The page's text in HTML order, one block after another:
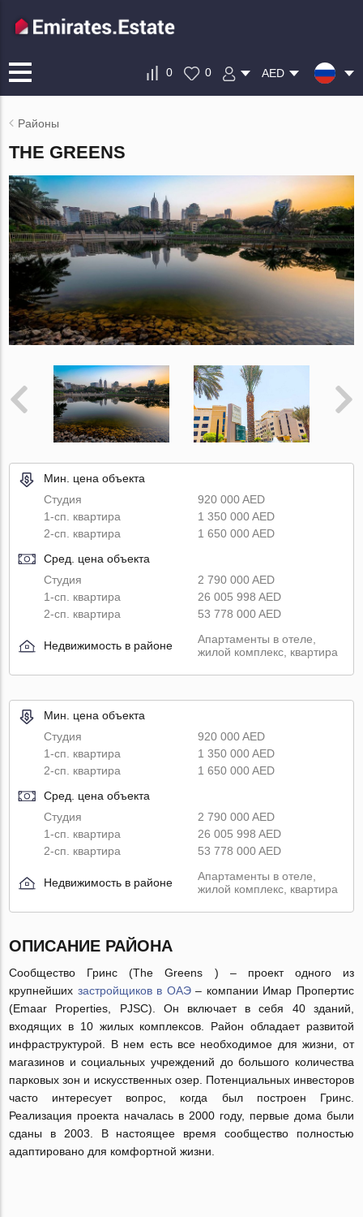
0 0 AED
Районы
THE GREENS
Мин. цена объекта
Студия
920 000 AED
1-сп. квартира
1 350 000 AED
2-сп. квартира
1 650 000 AED
Сред. цена объекта
Студия
2 790 000 AED
1-сп. квартира
26 005 998 AED
2-сп. квартира
53 778 000 AED
Недвижимость в районе
Апартаменты в отеле,
жилой комплекс, квартира
Мин. цена объекта
Студия
920 000 AED
1-сп. квартира
1 350 000 AED
2-сп. квартира
1 650 000 AED
Сред. цена объекта
Студия
2 790 000 AED
1-сп. квартира
26 005 998 AED
2-сп. квартира
53 778 000 AED
Недвижимость в районе
Апартаменты в отеле,
жилой комплекс, квартира
ОПИСАНИЕ РАЙОНА
Сообщество Гринс (Thе Greens ) – проект одного из
крупнейших застройщиков в ОАЭ– компании Имар Пропертис
(Emaar Properties, PJSC). Он включает в себя 40 зданий,
входящих в 10 жилых комплексов. Район обладает развитой
инфраструктурой. В нем есть все необходимое для жизни, от
магазинов и социальных учреждений до большого количества
парковых зон и искусственных озер. Потенциальных инвесторов
часто интересует вопрос, когда был построен Гринс.
Реализация проекта началась в 2000 году, первые дома были
сданы в 2003. В настоящее время сообщество полностью
адаптировано для комфортной жизни.